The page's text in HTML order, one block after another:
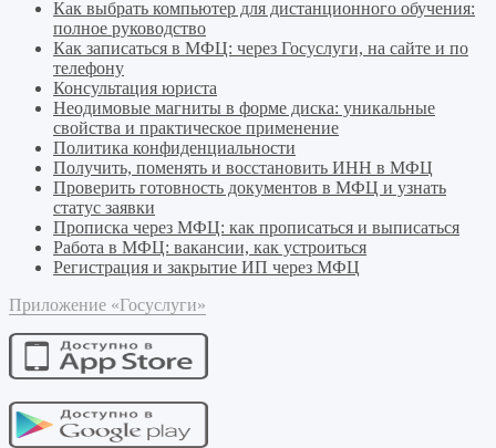
Как выбрать компьютер для дистанционного обучения:
полное руководство
Как записаться в МФЦ: через Госуслуги, на сайте и по
телефону
Консультация юриста
Неодимовые магниты в форме диска: уникальные
свойства и практическое применение
Политика конфиденциальности
Получить, поменять и восстановить ИНН в МФЦ
Проверить готовность документов в МФЦ и узнать
статус заявки
Прописка через МФЦ: как прописаться и выписаться
Работа в МФЦ: вакансии, как устроиться
Регистрация и закрытие ИП через МФЦ
Приложение «Госуслуги»